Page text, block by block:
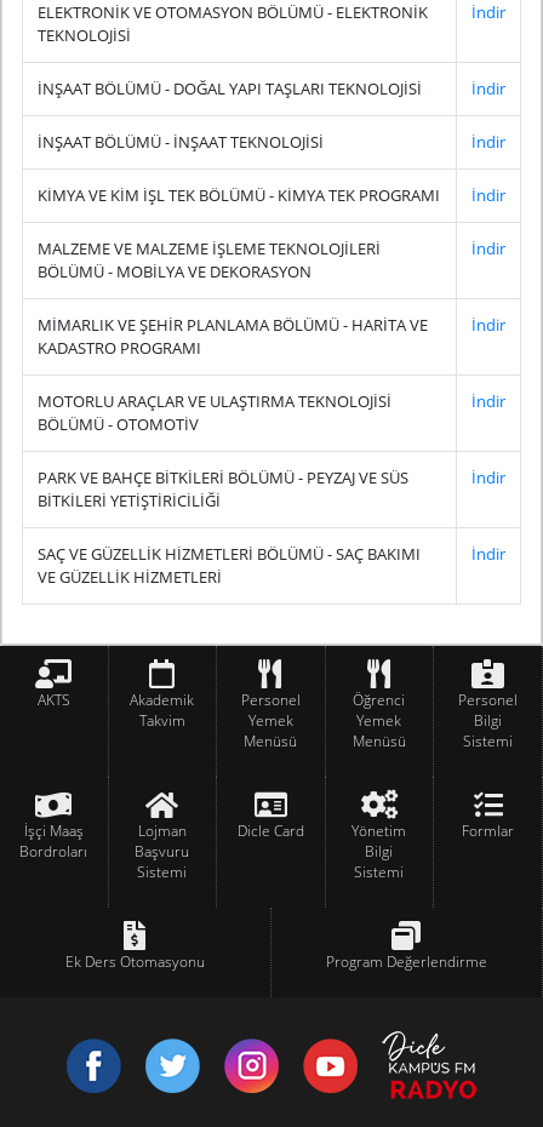
ELEKTRONİK VE OTOMASYON BÖLÜMÜ - ELEKTRONİK
TEKNOLOJİSİ
İndir
İNŞAAT BÖLÜMÜ - DOĞAL YAPI TAŞLARI TEKNOLOJİSİ İndir
İNŞAAT BÖLÜMÜ - İNŞAAT TEKNOLOJİSİ İndir
KİMYA VE KİM İŞL TEK BÖLÜMÜ - KİMYA TEK PROGRAMI İndir
MALZEME VE MALZEME İŞLEME TEKNOLOJİLERİ
BÖLÜMÜ - MOBİLYA VE DEKORASYON
İndir
MİMARLIK VE ŞEHİR PLANLAMA BÖLÜMÜ - HARİTA VE
KADASTRO PROGRAMI
İndir
MOTORLU ARAÇLAR VE ULAŞTIRMA TEKNOLOJİSİ
BÖLÜMÜ - OTOMOTİV
İndir
PARK VE BAHÇE BİTKİLERİ BÖLÜMÜ - PEYZAJ VE SÜS
BİTKİLERİ YETİŞTİRİCİLİĞİ
İndir
SAÇ VE GÜZELLİK HİZMETLERİ BÖLÜMÜ - SAÇ BAKIMI
VE GÜZELLİK HİZMETLERİ
İndir
AKTS
Akademik
Takvim
Personel
Yemek
Menüsü
Öğrenci
Yemek
Menüsü
Personel
Bilgi
Sistemi
İşçi Maaş
Bordroları
Lojman
Başvuru
Sistemi
Dicle Card
Yönetim
Bilgi
Sistemi
Formlar
Ek Ders Otomasyonu Program Değerlendirme